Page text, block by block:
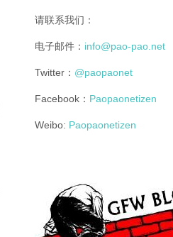
请联系我们：
电子邮件： info@pao-pao.net
Twitter： @paopaonet
Facebook： Paopaonetizen
Weibo: Paopaonetizen
gfw_blog_small.jpg